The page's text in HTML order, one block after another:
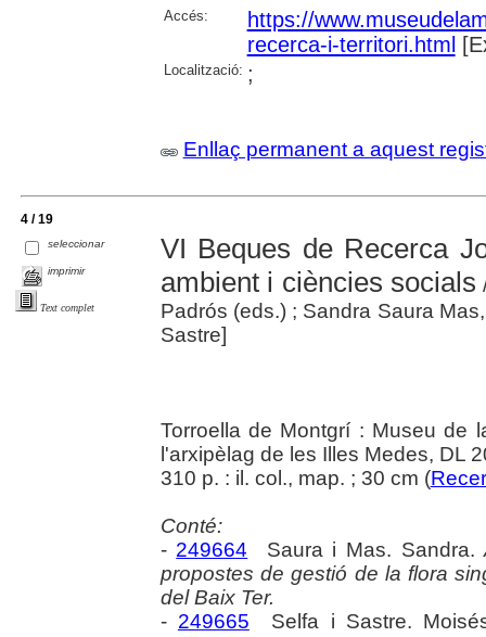
Accés:
https://
recerca-i-territori.html
Localització: ;
Enllaç permanent a aquest
4 / 19
seleccionar
imprimir
Text complet
VI Beques de Recerca
ambient i ciències socials
Padrós (eds.) ; Sandra Saura
Sastre]
Torroella de Montgrí : Museu de
l'arxipèlag de les Illes Medes, DL
310 p. : il. col., map. ; 30 cm (
Conté:
- 249664 Saura i Mas. Sandra.
propostes de gestió de la flora
del Baix Ter.
- 249665 Selfa i Sastre.